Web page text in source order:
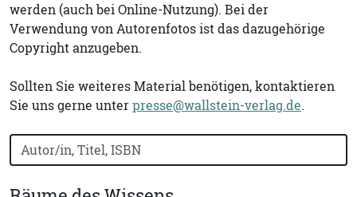
werden (auch bei Online-Nutzung). Bei der
Verwendung von Autorenfotos ist das dazugehörige
Copyright anzugeben.
Sollten Sie weiteres Material benötigen, kontaktieren
Sie uns gerne unterpresse@wallstein-verlag.de.
Bücher nach Buchtitel, Autorennamen oder ISBN